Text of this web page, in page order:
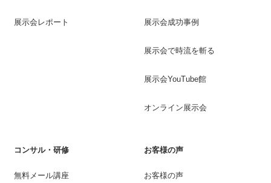
展示会レポート 展示会成功事例
展示会で時流を斬る
展示会YouTube館
オンライン展示会
コンサル・研修
無料メール講座
お客様の声
お客様の声